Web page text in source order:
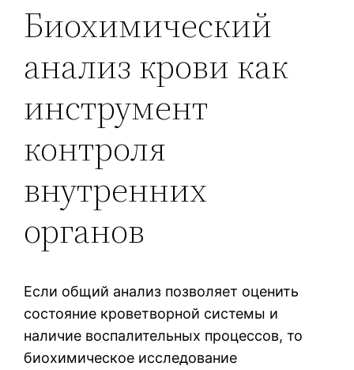
Биохимический
анализ крови как
инструмент
контроля
внутренних
органов
Если общий анализ позволяет оценить
состояние кроветворной системы и
наличие воспалительных процессов, то
биохимическое исследование